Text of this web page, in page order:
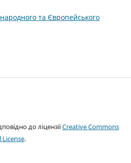
та Європейського
до ліцензіїCreative Commons
.